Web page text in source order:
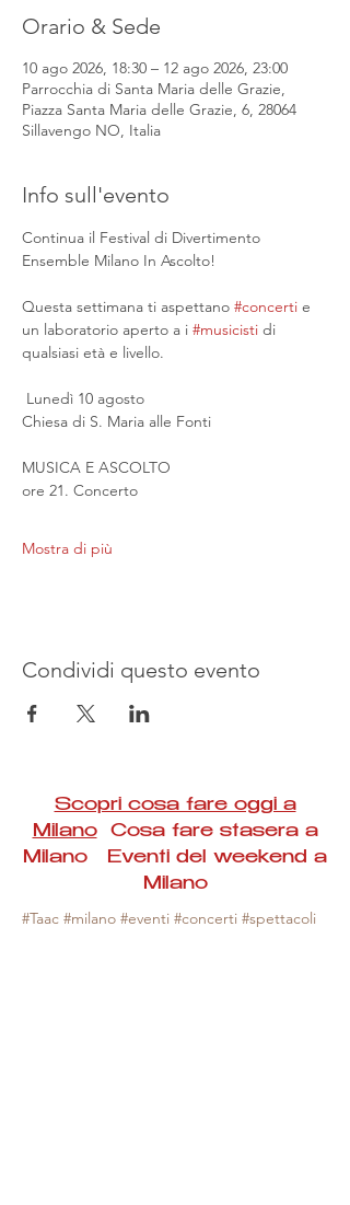
Orario & Sede
10 ago 2026, 18:30 – 12 ago 2026, 23:00
Parrocchia di Santa Maria delle Grazie,
Piazza Santa Maria delle Grazie, 6, 28064
Sillavengo NO, Italia
Info sull'evento
Continua il Festival di Divertimento
Ensemble Milano In Ascolto!
Questa settimana ti aspettano #concerti e
un laboratorio aperto a i #musicisti di
qualsiasi età e livello.
Lunedì 10 agosto
Chiesa di S. Maria alle Fonti
MUSICA E ASCOLTO
ore 21. Concerto
Mostra di più
Condividi questo evento
Scopri cosa fare oggi a
MilanoCosa fare stasera a
Milano Eventi del weekend a
Milano
#Taac #milano #eventi #concerti #spettacoli